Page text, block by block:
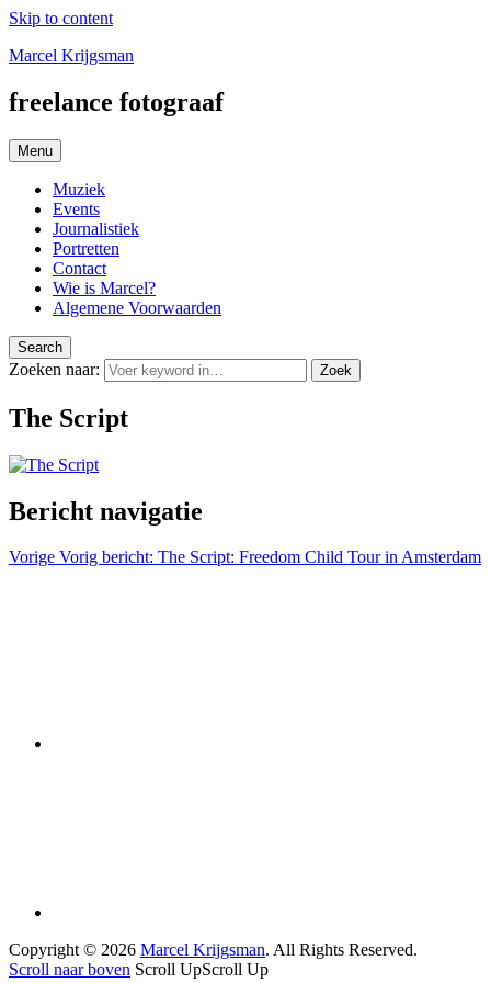
Skip to content
Marcel Krijgsman
freelance fotograaf
Menu
Muziek
Events
Journalistiek
Portretten
Contact
Wie is Marcel?
Algemene Voorwaarden
Search
Zoeken naar: Zoek
The Script
Bericht navigatie
Vorige Vorig bericht: The Script: Freedom Child Tour in Amsterdam
Copyright © 2026 Marcel Krijgsman. All Rights Reserved.
Scroll naar boven Scroll UpScroll Up